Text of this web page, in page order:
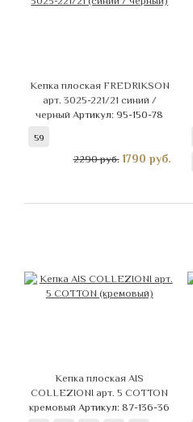
Кепка плоская FREDRIKSON
арт. 3025-221/21 синий /
черныйАртикул: 95-150-78
59
2290 руб. 1790 руб.
Кепка плоская AIS
COLLEZIONI арт. 5 COTTON
кремовыйАртикул: 87-136-36